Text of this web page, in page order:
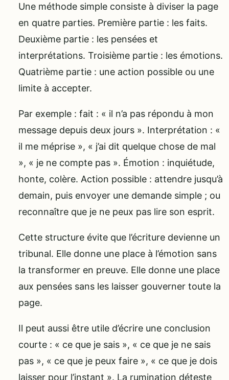
Une méthode simple consiste à diviser la page
en quatre parties. Première partie : les faits.
Deuxième partie : les pensées et
interprétations. Troisième partie : les émotions.
Quatrième partie : une action possible ou une
limite à accepter.
Par exemple : fait : « il n’a pas répondu à mon
message depuis deux jours ». Interprétation : «
il me méprise », « j’ai dit quelque chose de mal
», « je ne compte pas ». Émotion : inquiétude,
honte, colère. Action possible : attendre jusqu’à
demain, puis envoyer une demande simple ; ou
reconnaître que je ne peux pas lire son esprit.
Cette structure évite que l’écriture devienne un
tribunal. Elle donne une place à l’émotion sans
la transformer en preuve. Elle donne une place
aux pensées sans les laisser gouverner toute la
page.
Il peut aussi être utile d’écrire une conclusion
courte : « ce que je sais », « ce que je ne sais
pas », « ce que je peux faire », « ce que je dois
laisser pour l’instant ». La rumination déteste